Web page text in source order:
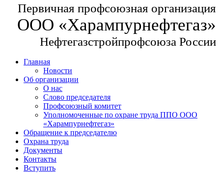
Первичная профсоюзная организация
ООО «Харампурнефтегаз»
Нефтегазстройпрофсоюза России
Главная
Новости
Об организации
О нас
Слово председателя
Профсоюзный комитет
Уполномоченные по охране труда ППО ООО
«Харампурнефтегаз»
Обращение к председателю
Охрана труда
Документы
Контакты
Вступить